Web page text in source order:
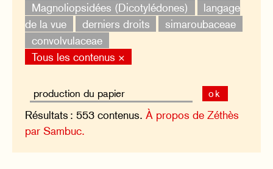
Magnoliopsidées (Dicotylédones)
langage
de la vue
derniers droits
simaroubaceae
convolvulaceae
Tous les contenus ×
ok
Résultats : 553 contenus.À propos de Zéthès
par Sambuc.